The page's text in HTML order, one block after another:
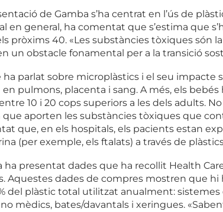
de Gamba s’ha centrat en l’ús de
en general, ha comentat que s’estima que
pròxims 40. «Les substàncies tòxiques són
un obstacle fonamental per a la transició
ha parlat sobre microplàstics i el seu impacte
pulmons, placenta i sang. A més, els
10 i 20 cops superiors a les dels adults.
que aporten les substàncies tòxiques que
que, en els hospitals, els pacients estan
(per exemple, els ftalats) a través de
ha presentat dades que ha recollit Health
Aquestes dades de compres mostren que
del plàstic total utilitzat anualment: sistemes
no mèdics, bates/davantals i xeringues.